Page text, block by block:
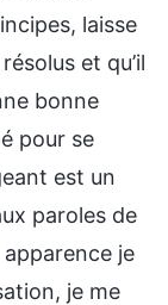
laisse
et qu’il
bonne
pour se
est un
paroles de
apparence je
je me